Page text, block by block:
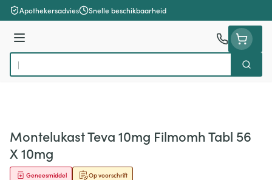
Ga naar de inhoud
Apothekersadvies Snelle beschikbaarheid
Menu
Product, merk, categorie...
Zoek
Montelukast Teva 10mg Filmomh Tabl 56
X 10mg
Op voorschrift
Geneesmiddel